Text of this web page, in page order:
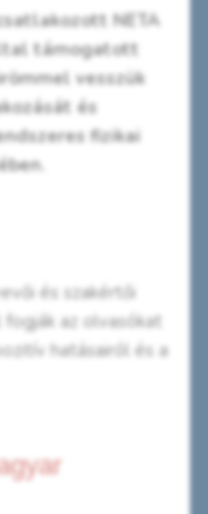
NETA
támogatott
vesszük
és
fizikai
és szakértői
az olvasókat
hatásairól és a